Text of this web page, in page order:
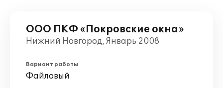
ООО ПКФ «Покровские окна»
Нижний Новгород, Январь 2008
Вариант работы
Файловый